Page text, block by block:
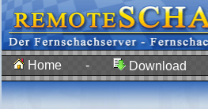
Home - Download